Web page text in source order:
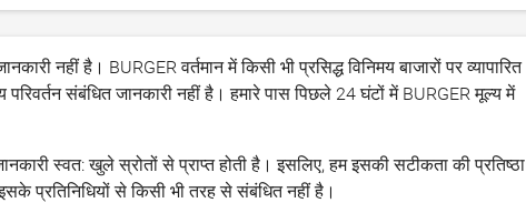
नहीं है। BURGER वर्तमान में किसी भी प्रसिद्ध विनिमय बाजारों पर व्यापारित
संबंधित जानकारी नहीं है। हमारे पास पिछले 24 घंटों में BURGER मूल्य में
स्वत: खुले स्रोतों से प्राप्त होती है। इसलिए, हम इसकी सटीकता की प्रतिष्ठा
प्रतिनिधियों से किसी भी तरह से संबंधित नहीं है।